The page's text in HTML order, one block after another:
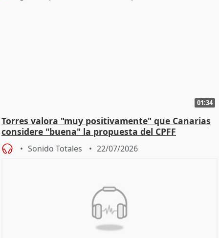
01:34
Torres valora "muy positivamente" que Canarias
considere "buena" la propuesta del CPFF
Sonido Totales 22/07/2026